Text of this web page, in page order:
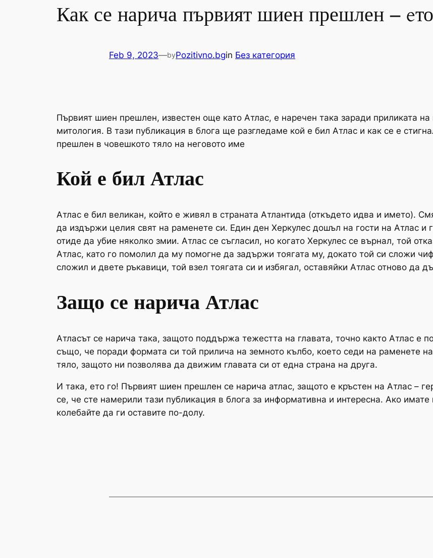
Как се нарича първият шиен прешлен –
Feb 9, 2023—byPozitivno.bgin Без категория
Първият шиен прешлен, известен още като Атлас, е наречен така заради приликата
митология. В тази публикация в блога ще разгледаме кой е бил Атлас и как се е
прешлен в човешкото тяло на неговото име
Кой е бил Атлас
Атлас е бил великан, който е живял в страната Атлантида (откъдето идва и името).
да издържи целия свят на раменете си. Един ден Херкулес дошъл на гости на Атлас и
отиде да убие няколко змии. Атлас се съгласил, но когато Херкулес се върнал, той
Атлас, като го помолил да му помогне да задържи тоягата му, докато той си сложи
сложил и двете ръкавици, той взел тоягата си и избягал, оставяйки Атлас отново да
Защо се нарича Атлас
Атласът се нарича така, защото поддържа тежестта на главата, точно както Атлас е
също, че поради формата си той прилича на земното кълбо, което седи на раменете
тяло, защото ни позволява да движим главата си от една страна на друга.
И така, ето го! Първият шиен прешлен се нарича атлас, защото е кръстен на Атлас –
се, че сте намерили тази публикация в блога за информативна и интересна. Ако
колебайте да ги оставите по-долу.